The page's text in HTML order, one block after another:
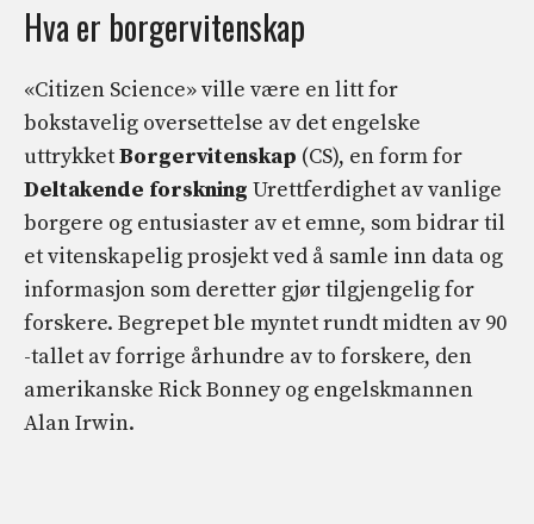
Hva er borgervitenskap
«Citizen Science» ville være en litt for
bokstavelig oversettelse av det engelske
uttrykketBorgervitenskap (CS), en form for
Deltakende forskning Urettferdighet av vanlige
borgere og entusiaster av et emne, som bidrar til
et vitenskapelig prosjekt ved å samle inn data og
informasjon som deretter gjør tilgjengelig for
forskere. Begrepet ble myntet rundt midten av 90
-tallet av forrige århundre av to forskere, den
amerikanske Rick Bonney og engelskmannen
Alan Irwin.